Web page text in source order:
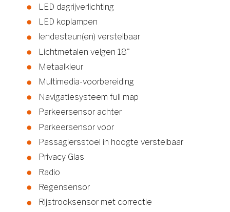
LED dagrijverlichting
LED koplampen
lendesteun(en) verstelbaar
Lichtmetalen velgen 18"
Metaalkleur
Multimedia-voorbereiding
Navigatiesysteem full map
Parkeersensor achter
Parkeersensor voor
Passagiersstoel in hoogte verstelbaar
Privacy Glas
Radio
Regensensor
Rijstrooksensor met correctie